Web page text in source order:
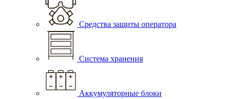
Средства защиты оператора
Система хранения
Аккумуляторные блоки